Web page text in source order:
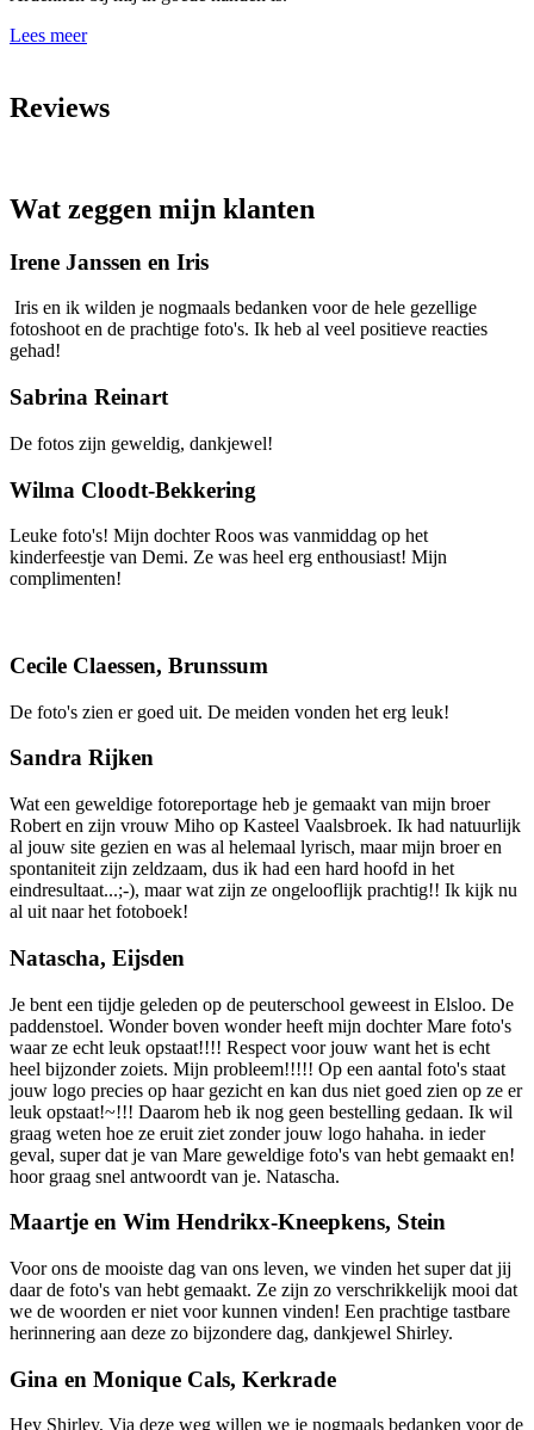
Lees meer
Reviews
Wat zeggen mijn klanten
Irene Janssen en Iris
Iris en ik wilden je nogmaals bedanken voor de hele gezellige
fotoshoot en de prachtige foto's. Ik heb al veel positieve reacties
gehad!
Sabrina Reinart
De fotos zijn geweldig, dankjewel!
Wilma Cloodt-Bekkering
Leuke foto's! Mijn dochter Roos was vanmiddag op het
kinderfeestje van Demi. Ze was heel erg enthousiast! Mijn
complimenten!
Cecile Claessen, Brunssum
De foto's zien er goed uit. De meiden vonden het erg leuk!
Sandra Rijken
Wat een geweldige fotoreportage heb je gemaakt van mijn broer
Robert en zijn vrouw Miho op Kasteel Vaalsbroek. Ik had natuurlijk
al jouw site gezien en was al helemaal lyrisch, maar mijn broer en
spontaniteit zijn zeldzaam, dus ik had een hard hoofd in het
eindresultaat...;-), maar wat zijn ze ongelooflijk prachtig!! Ik kijk nu
al uit naar het fotoboek!
Natascha, Eijsden
Je bent een tijdje geleden op de peuterschool geweest in Elsloo. De
paddenstoel. Wonder boven wonder heeft mijn dochter Mare foto's
waar ze echt leuk opstaat!!!! Respect voor jouw want het is echt
heel bijzonder zoiets. Mijn probleem!!!!! Op een aantal foto's staat
jouw logo precies op haar gezicht en kan dus niet goed zien op ze er
leuk opstaat!~!!! Daarom heb ik nog geen bestelling gedaan. Ik wil
graag weten hoe ze eruit ziet zonder jouw logo hahaha. in ieder
geval, super dat je van Mare geweldige foto's van hebt gemaakt en!
hoor graag snel antwoordt van je. Natascha.
Maartje en Wim Hendrikx-Kneepkens, Stein
Voor ons de mooiste dag van ons leven, we vinden het super dat jij
daar de foto's van hebt gemaakt. Ze zijn zo verschrikkelijk mooi dat
we de woorden er niet voor kunnen vinden! Een prachtige tastbare
herinnering aan deze zo bijzondere dag, dankjewel Shirley.
Gina en Monique Cals, Kerkrade
Hey Shirley, Via deze weg willen we je nogmaals bedanken voor de